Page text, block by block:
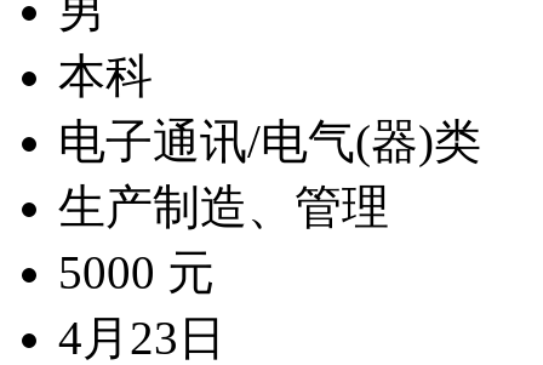
本科
电子通讯/电气(器)类
生产制造、管理
5000 元
4月23日